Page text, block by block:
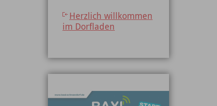
Herzlich willkommen
im Dorfladen